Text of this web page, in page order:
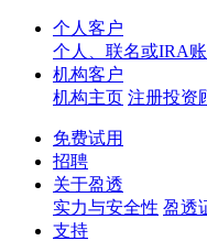
个人客户
个人、联名或IRA
机构客户
机构主页 注册投资
免费试用
招聘
关于盈透
实力与安全性 盈透
支持